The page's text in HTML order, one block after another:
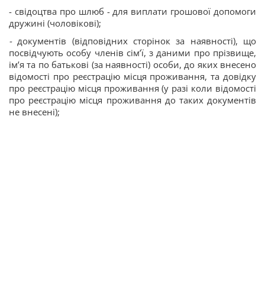
- свідоцтва про шлюб - для виплати грошової допомоги
дружині (чоловікові);
-документів (відповідних сторінок за наявності), що
посвідчують особу членів сім’ї, з даними про прізвище,
ім’я та по батькові (за наявності) особи, до яких внесено
відомості про реєстрацію місця проживання, та довідку
про реєстрацію місця проживання (у разі коли відомості
про реєстрацію місця проживання до таких документів
не внесені);